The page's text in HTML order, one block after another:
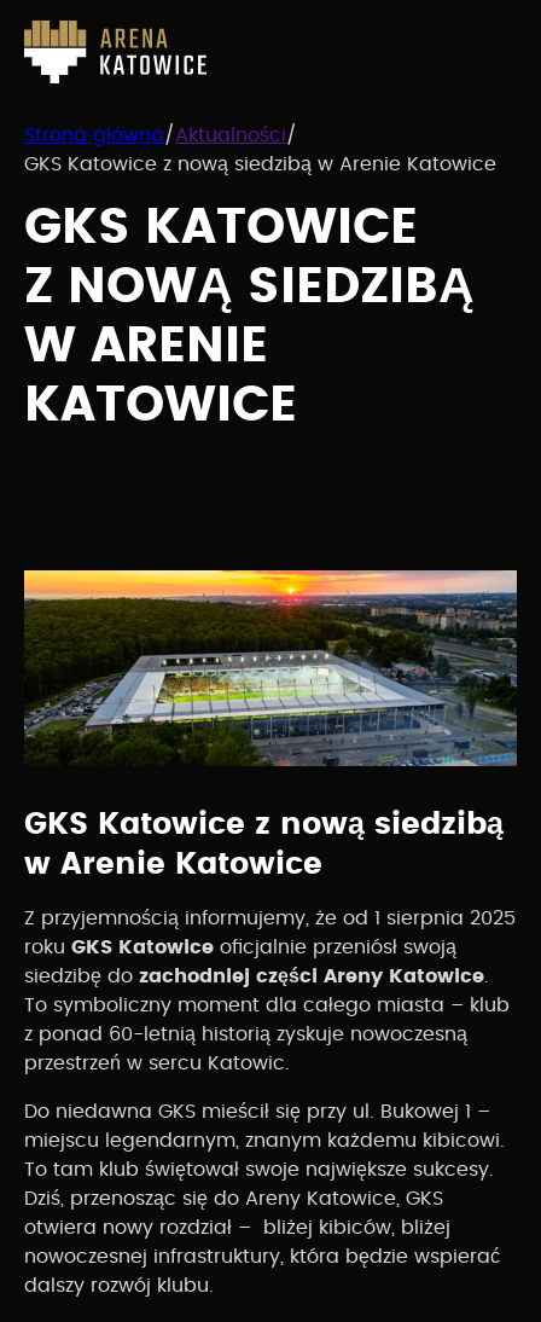
Strona główna/ Aktualności/
GKS Katowice z nową siedzibą w Arenie Katowice
GKS KATOWICE
Z NOWĄ SIEDZIBĄ
W ARENIE
KATOWICE
GKS Katowice z nową siedzibą
w Arenie Katowice
Z przyjemnością informujemy, że od 1 sierpnia 2025
roku GKS Katowice oficjalnie przeniósł swoją
siedzibę do zachodniej części Areny Katowice
To symboliczny moment dla całego miasta – klub
z ponad 60-letnią historią zyskuje nowoczesną
przestrzeń w sercu Katowic.
Do niedawna GKS mieścił się przy ul. Bukowej 1 –
miejscu legendarnym, znanym każdemu kibicowi.
To tam klub świętował swoje największe sukcesy.
Dziś, przenosząc się do Areny Katowice, GKS
otwiera nowy rozdział – bliżej kibiców, bliżej
nowoczesnej infrastruktury, która będzie wspierać
dalszy rozwój klubu.